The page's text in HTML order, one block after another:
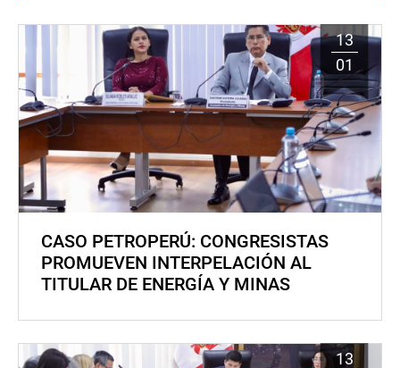
13
01
CASO PETROPERÚ: CONGRESISTAS
PROMUEVEN INTERPELACIÓN AL
TITULAR DE ENERGÍA Y MINAS
13